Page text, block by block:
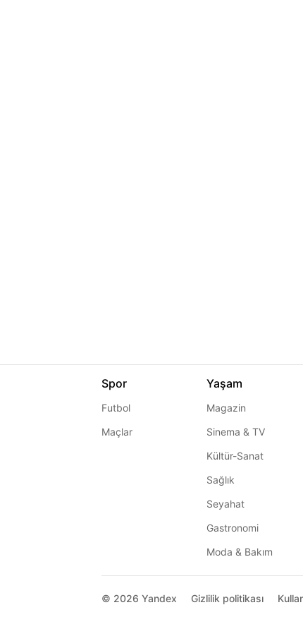
Spor
Futbol
Maçlar
Yaşam
Magazin
Sinema & TV
Kültür-Sanat
Sağlık
Seyahat
Gastronomi
Moda & Bakım
© 2026 Yandex Gizlilik politikası